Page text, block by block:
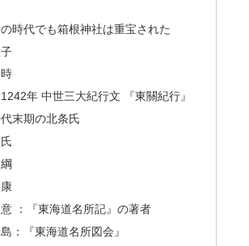
時代でも箱根神社は重宝された
年 中世三大紀行文 『東關紀行』
末期の北条氏
：『東海道名所記』の著者
：『東海道名所図会』